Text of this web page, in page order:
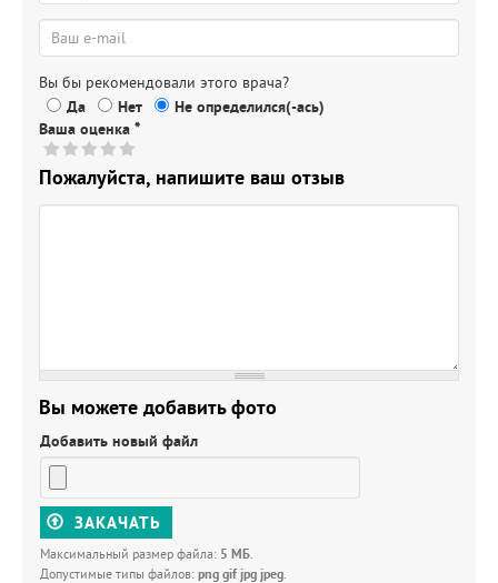
Вы бы рекомендовали этого врача?
Да
Нет
Не определился(-ась)
Ваша оценка *
Пожалуйста, напишите ваш отзыв
Вы можете добавить фото
Добавить новый файл
ЗАКАЧАТЬ
Максимальный размер файла: 5 МБ.
Допустимые типы файлов: png gif jpg jpeg.